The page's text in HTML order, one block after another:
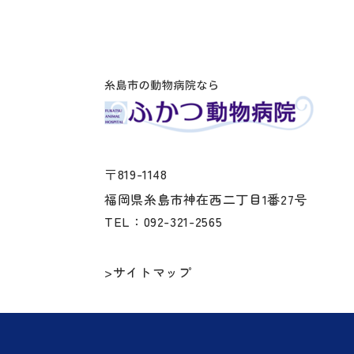
〒819-1148
福岡県糸島市神在西二丁目1番27号
TEL：092-321-2565
>サイトマップ